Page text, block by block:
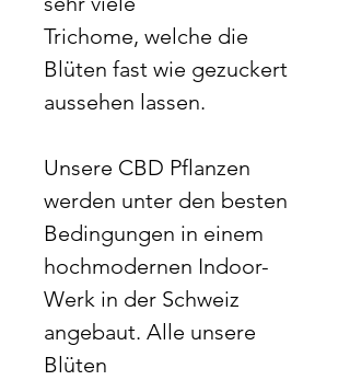
Trichome, welche die
Blüten fast wie gezuckert
aussehen lassen.
Unsere CBD Pflanzen
werden unter den besten
Bedingungen in einem
hochmodernen Indoor-
Werk in der Schweiz
angebaut. Alle unsere
Blüten